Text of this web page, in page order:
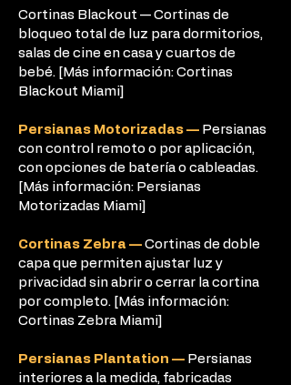
Cortinas Blackout — Cortinas de
bloqueo total de luz para dormitorios,
salas de cine en casa y cuartos de
bebé. [Más información: Cortinas
Blackout Miami]
Persianas Motorizadas — Persianas
con control remoto o por aplicación,
con opciones de batería o cableadas.
[Más información: Persianas
Motorizadas Miami]
Cortinas Zebra — Cortinas de doble
capa que permiten ajustar luz y
privacidad sin abrir o cerrar la cortina
por completo. [Más información:
Cortinas Zebra Miami]
Persianas Plantation — Persianas
interiores a la medida, fabricadas